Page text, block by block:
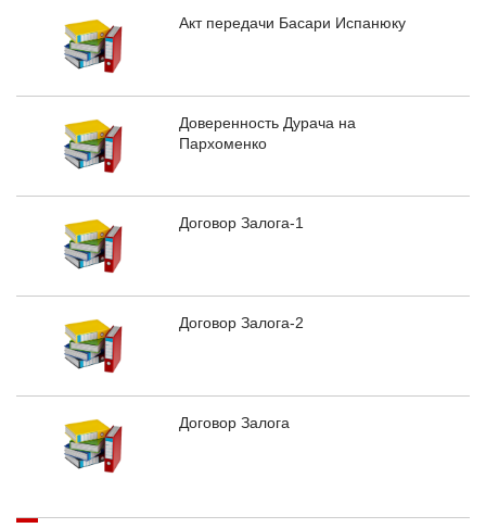
Акт передачи Басари Испанюку
Доверенность Дурача на
Пархоменко
Договор Залога-1
Договор Залога-2
Договор Залога